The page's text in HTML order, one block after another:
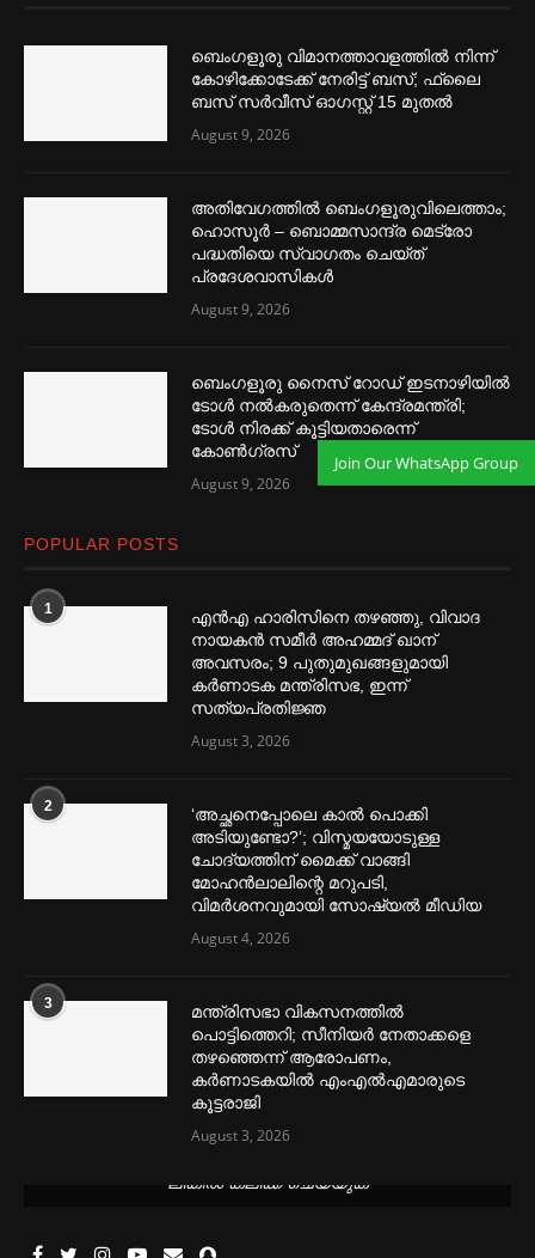
ബെംഗളൂരു വിമാനത്താവളത്തില്‍ നിന്ന്
കോഴിക്കോടേക്ക് നേരിട്ട് ബസ്; ഫ്ലൈ
ബസ് സര്‍വീസ് ഓഗസ്റ്റ് 15 മുതല്‍
August 9, 2026
അതിവേഗത്തില്‍ ബെംഗളൂരുവിലെത്താം;
ഹൊസൂര്‍ – ബൊമ്മസാന്ദ്ര മെട്രോ
പദ്ധതിയെ സ്വാഗതം ചെയ്ത്
പ്രദേശവാസികള്‍
August 9, 2026
ബെംഗളൂരു നൈസ് റോഡ് ഇടനാഴിയില്‍
ടോള്‍ നല്‍കരുതെന്ന് കേന്ദ്രമന്ത്രി;
ടോള്‍ നിരക്ക് കൂട്ടിയതാരെന്ന്
കോണ്‍ഗ്രസ്
August 9, 2026
POPULAR POSTS
1
എൻഎ ഹാരിസിനെ തഴ‌‍ഞ്ഞു, വിവാദ
നായകൻ സമീര്‍ അഹമ്മദ് ഖാന്
അവസരം; 9 പുതുമുഖങ്ങളുമായി
കര്‍ണാടക മന്ത്രിസഭ, ഇന്ന്
സത്യപ്രതിജ്ഞ
August 3, 2026
2
‘അച്ഛനെപ്പോലെ കാല്‍ പൊക്കി
അടിയുണ്ടോ?’; വിസ്മയയോടുള്ള
ചോദ്യത്തിന് മൈക്ക് വാങ്ങി
മോഹൻലാലിന്റെ മറുപടി,
വിമര്‍ശനവുമായി സോഷ്യല്‍ മീഡിയ
August 4, 2026
3
മന്ത്രിസഭാ വികസനത്തിൽ
പൊട്ടിത്തെറി; സീനിയർ നേതാക്കളെ
തഴഞ്ഞെന്ന് ആരോപണം,
കർണാടകയിൽ എംഎൽഎമാരുടെ
കൂട്ടരാജി
August 3, 2026
ലിങ്കിൽ ക്ലിക്ക് ചെയ്യുക
Join Our WhatsApp Group